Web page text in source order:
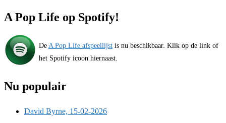
A Pop Life op Spotify!
De A Pop Life afspeellijst is nu beschikbaar. Klik op de link of
het Spotify icoon hiernaast.
Nu populair
David Byrne, 15-02-2026